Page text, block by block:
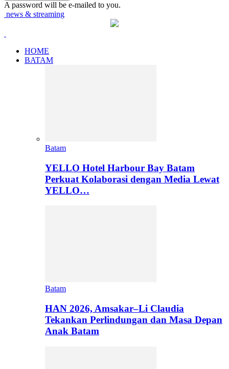
A password will be e-mailed to you.
news & streaming
HOME
BATAM
Batam
YELLO Hotel Harbour Bay Batam
Perkuat Kolaborasi dengan Media Lewat
YELLO…
Batam
HAN 2026, Amsakar–Li Claudia
Tekankan Perlindungan dan Masa Depan
Anak Batam